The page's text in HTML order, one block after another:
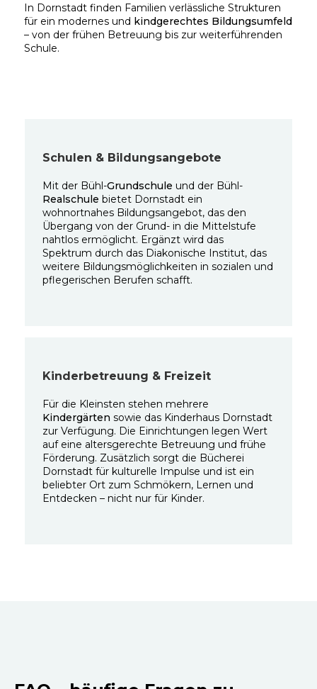
In Dornstadt finden Familien verlässliche Strukturen
für ein modernes und kindgerechtes Bildungsumfeld
– von der frühen Betreuung bis zur weiterführenden
Schule.
Schulen & Bildungsangebote
Mit der Bühl-Grundschule und der Bühl-
Realschule bietet Dornstadt ein
wohnortnahes Bildungsangebot, das den
Übergang von der Grund- in die Mittelstufe
nahtlos ermöglicht. Ergänzt wird das
Spektrum durch das Diakonische Institut, das
weitere Bildungsmöglichkeiten in sozialen und
pflegerischen Berufen schafft.
Kinderbetreuung & Freizeit
Für die Kleinsten stehen mehrere
Kindergärten sowie das Kinderhaus Dornstadt
zur Verfügung. Die Einrichtungen legen Wert
auf eine altersgerechte Betreuung und frühe
Förderung. Zusätzlich sorgt die Bücherei
Dornstadt für kulturelle Impulse und ist ein
beliebter Ort zum Schmökern, Lernen und
Entdecken – nicht nur für Kinder.